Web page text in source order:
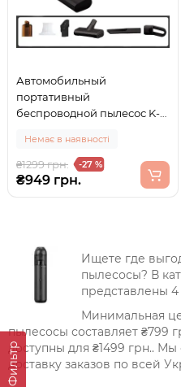
Фильтр
Автомобильный
портативный
беспроводной пылесос K-
ручной аккумуляторный
два фильтра и 3 насадки
Черный
Немає в наявності
₴1299 грн. -27 %
₴949 грн.
Ищете где
пылесосы? В
представлены 4
Минимальная
пылесосы составляет ₴799
доступны для ₴1499 грн..
доставку заказов по всей